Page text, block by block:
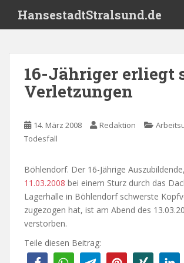
i
HansestadtStralsund.de
16-Jähriger erliegt
Verletzungen
14. März 2008 Redaktion
Todesfall
Böhlendorf. Der 16-Jährige
11.03.2008 bei einem Sturz durch das
Lagerhalle in Böhlendorf schwerste
zugezogen hat, ist am Abend des
verstorben.
Teile diesen Beitrag: